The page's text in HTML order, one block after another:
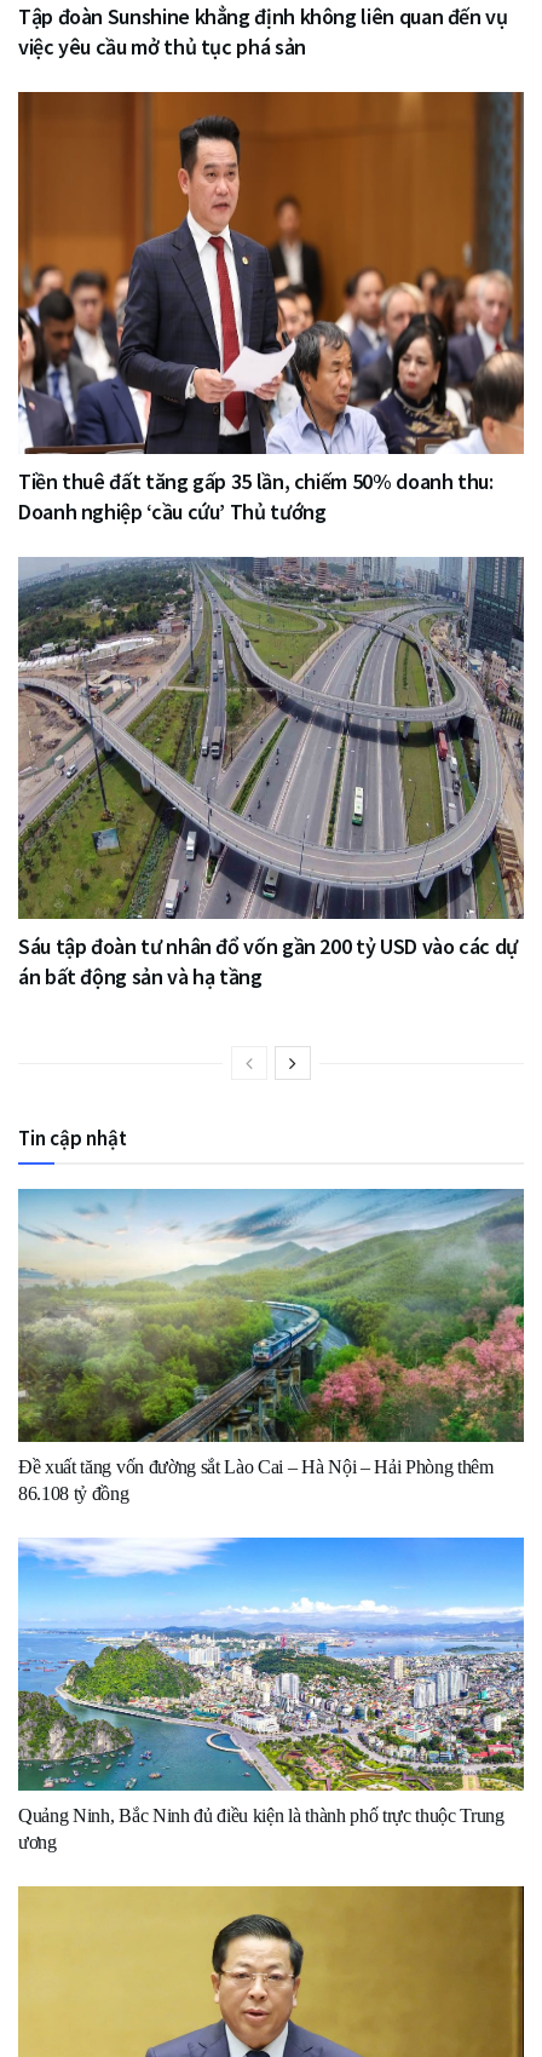
Tập đoàn Sunshine khẳng định không liên quan đến vụ
việc yêu cầu mở thủ tục phá sản
Tiền thuê đất tăng gấp 35 lần, chiếm 50% doanh thu:
Doanh nghiệp ‘cầu cứu’ Thủ tướng
Sáu tập đoàn tư nhân đổ vốn gần 200 tỷ USD vào các dự
án bất động sản và hạ tầng
Tin cập nhật
Đề xuất tăng vốn đường sắt Lào Cai – Hà Nội – Hải Phòng thêm
86.108 tỷ đồng
Quảng Ninh, Bắc Ninh đủ điều kiện là thành phố trực thuộc Trung
ương